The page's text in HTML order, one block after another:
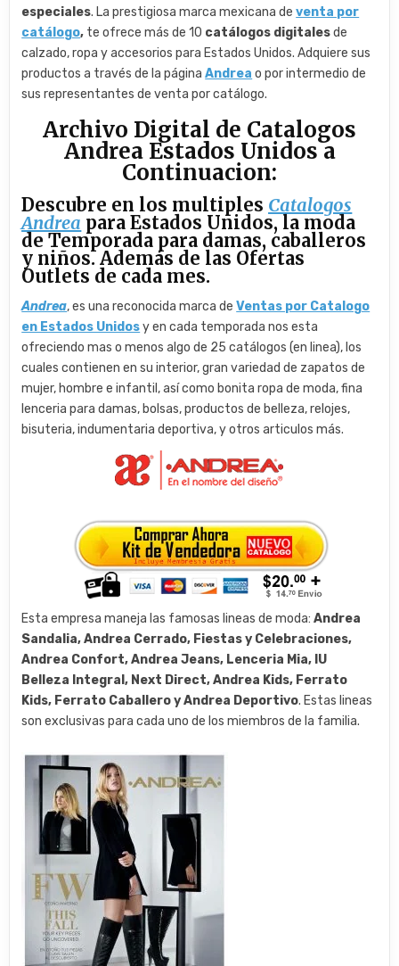
especiales. La prestigiosa marca mexicana deventa por
catálogo, te ofrece más de 10 catálogos digitalesde
calzado, ropa y accesorios para Estados Unidos. Adquiere sus
productos a través de la páginaAndrea o por intermedio de
sus representantes de venta por catálogo.
Archivo Digital de Catalogos
Andrea Estados Unidos a
Continuacion:
Descubre en los multiples Catalogos
Andrea para Estados Unidos, la moda
de Temporada para damas, caballeros
y niños. Además de las Ofertas
Outlets de cada mes.
Andrea, es una reconocida marca deVentas por Catalogo
en Estados Unidosy en cada temporada nos esta
ofreciendo mas o menos algo de 25 catálogos (en linea), los
cuales contienen en su interior, gran variedad de zapatos de
mujer, hombre e infantil, así como bonita ropa de moda, fina
lenceria para damas, bolsas, productos de belleza, relojes,
bisuteria, indumentaria deportiva, y otros articulos más.
Esta empresa maneja las famosas lineas de moda:Andrea
Sandalia, Andrea Cerrado, Fiestas y Celebraciones,
Andrea Confort, Andrea Jeans, Lenceria Mia, IU
Belleza Integral, Next Direct, Andrea Kids, Ferrato
Kids, Ferrato Caballero y Andrea Deportivo. Estas lineas
son exclusivas para cada uno de los miembros de la familia.